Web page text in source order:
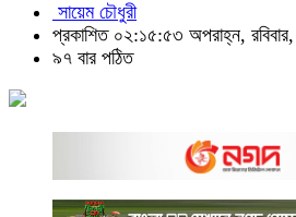
সায়েম চৌধুরী
প্রকাশিত ০২:১৫:৫৩ অপরাহ্ন,
৯৭ বার পঠিত